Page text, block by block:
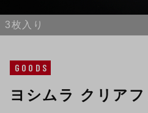
3枚入り
GOODS
ヨシムラ クリア